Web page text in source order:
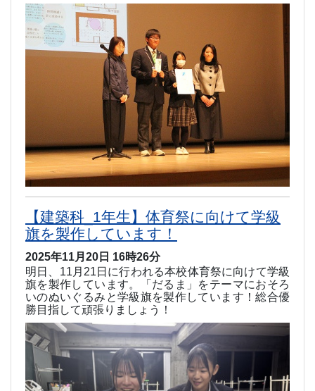
【建築科_1年生】体育祭に向けて学級
旗を製作しています！
2025年11月20日 16時26分
明日、11 月 21 日に行われる本校体育祭に向けて学級
旗を製作しています。「だるま」をテーマにおそろ
いのぬいぐるみと学級旗を製作しています！総合優
勝目指して頑張りましょう！